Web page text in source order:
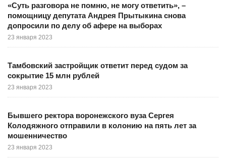
«Суть разговора не помню, не могу ответить», –
помощницу депутата Андрея Прытыкина снова
допросили по делу об афере на выборах
23 января 2023
Тамбовский застройщик ответит перед судом за
сокрытие 15 млн рублей
23 января 2023
Бывшего ректора воронежского вуза Сергея
Колодяжного отправили в колонию на пять лет за
мошенничество
23 января 2023